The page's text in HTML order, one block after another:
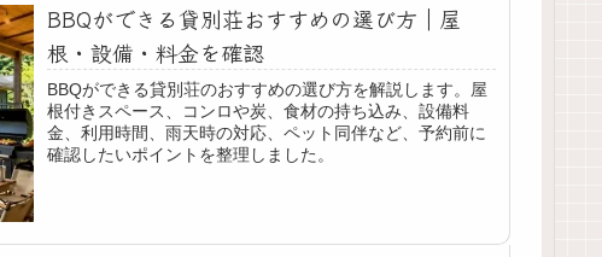
BBQができる貸別荘おすすめの選び方｜屋
根・設備・料金を確認
BBQができる貸別荘のおすすめの選び方を解説します。屋
根付きスペース、コンロや炭、食材の持ち込み、設備料
金、利用時間、雨天時の対応、ペット同伴など、予約前に
確認したいポイントを整理しました。